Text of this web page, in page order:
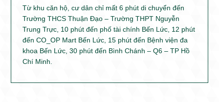
Từ khu căn hộ, cư dân chỉ mất 6 phút di chuyển đến
Trường THCS Thuận Đạo – Trường THPT Nguyễn
Trung Trực, 10 phút đến phố tài chính Bến Lức, 12 phút
đến CO_OP Mart Bến Lức, 15 phút đến Bệnh viện đa
khoa Bến Lức, 30 phút đến Bình Chánh – Q6 – TP Hồ
Chí Minh.